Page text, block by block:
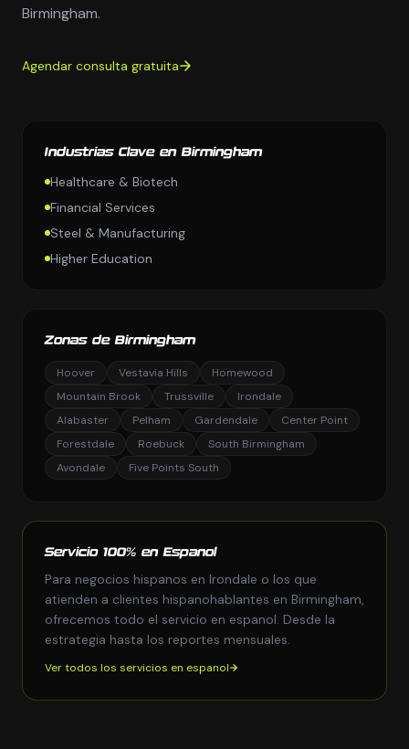
Birmingham.
Agendar consulta gratuita
Industrias Clave en Birmingham
Healthcare & Biotech
Financial Services
Steel & Manufacturing
Higher Education
Zonas de Birmingham
Hoover Vestavia Hills
Homewood
Mountain Brook
Trussville
Irondale
Alabaster
Pelham Gardendale
Center Point
Forestdale
Roebuck
South Birmingham
Avondale
Five Points South
Servicio 100% en Espanol
Para negocios hispanos en Irondale o los que
atienden a clientes hispanohablantes en Birmingham,
ofrecemos todo el servicio en espanol. Desde la
estrategia hasta los reportes mensuales.
Ver todos los servicios en espanol